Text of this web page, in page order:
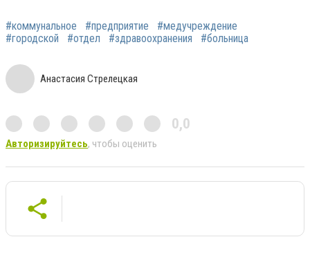
#коммунальное #предприятие
#медучреждение
#городской
#отдел #здравоохранения #больница
Анастасия Стрелецкая
0,0
Авторизируйтесь, чтобы оценить